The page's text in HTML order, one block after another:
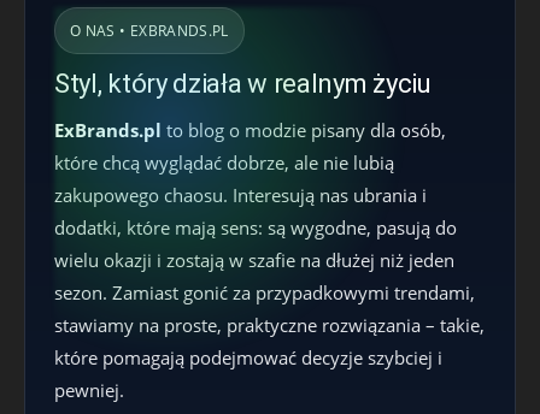
O NAS • EXBRANDS.PL
Styl, który działa w realnym życiu
ExBrands.pl to blog o modzie pisany dla osób,
które chcą wyglądać dobrze, ale nie lubią
zakupowego chaosu. Interesują nas ubrania i
dodatki, które mają sens: są wygodne, pasują do
wielu okazji i zostają w szafie na dłużej niż jeden
sezon. Zamiast gonić za przypadkowymi trendami,
stawiamy na proste, praktyczne rozwiązania – takie,
które pomagają podejmować decyzje szybciej i
pewniej.